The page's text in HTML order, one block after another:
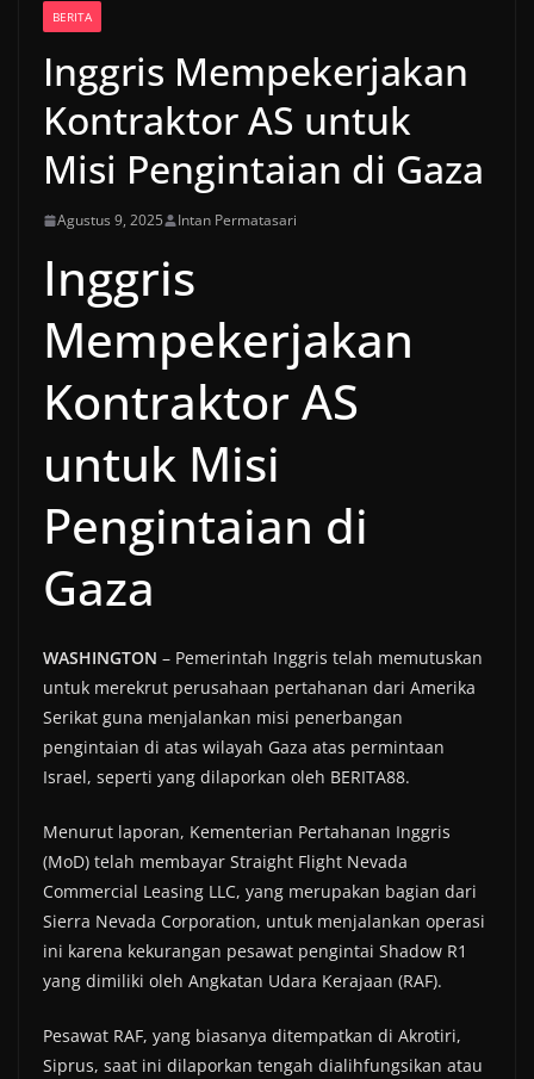
BERITA
Inggris Mempekerjakan
Kontraktor AS untuk
Misi Pengintaian di Gaza
Agustus 9, 2025 Intan Permatasari
Inggris
Mempekerjakan
Kontraktor AS
untuk Misi
Pengintaian di
Gaza
WASHINGTON – Pemerintah Inggris telah memutuskan
untuk merekrut perusahaan pertahanan dari Amerika
Serikat guna menjalankan misi penerbangan
pengintaian di atas wilayah Gaza atas permintaan
Israel, seperti yang dilaporkan oleh BERITA88.
Menurut laporan, Kementerian Pertahanan Inggris
(MoD) telah membayar Straight Flight Nevada
Commercial Leasing LLC, yang merupakan bagian dari
Sierra Nevada Corporation, untuk menjalankan operasi
ini karena kekurangan pesawat pengintai Shadow R1
yang dimiliki oleh Angkatan Udara Kerajaan (RAF).
Pesawat RAF, yang biasanya ditempatkan di Akrotiri,
Siprus, saat ini dilaporkan tengah dialihfungsikan atau